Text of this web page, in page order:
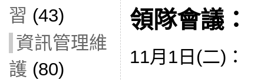
習 (43)
資訊管理維
護 (80)
領隊會議：
11月1日(二)：